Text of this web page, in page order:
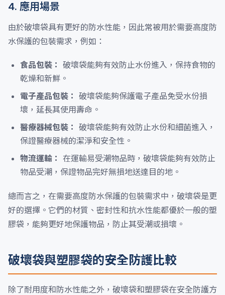
4. 應用場景
由於破壞袋具有更好的防水性能，因此常被用於需要高度防
水保護的包裝需求，例如：
食品包裝： 破壞袋能夠有效防止水份進入，保持食物的
乾燥和新鮮。
電子產品包裝： 破壞袋能夠保護電子產品免受水份損
壞，延長其使用壽命。
醫療器械包裝： 破壞袋能夠有效防止水份和細菌進入，
保證醫療器械的潔淨和安全性。
物流運輸： 在運輸易受潮物品時，破壞袋能夠有效防止
物品受潮，保證物品完好無損地送達目的地。
總而言之，在需要高度防水保護的包裝需求中，破壞袋是更
好的選擇。它們的材質、密封性和抗水性能都優於一般的塑
膠袋，能夠更好地保護物品，防止其受潮或損壞。
破壞袋與塑膠袋的安全防護比較
除了耐用度和防水性能之外，破壞袋和塑膠袋在安全防護方